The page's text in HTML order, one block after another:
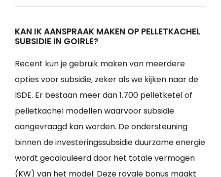
KAN IK AANSPRAAK MAKEN OP PELLETKACHEL
SUBSIDIE IN GOIRLE?
Recent kun je gebruik maken van meerdere
opties voor subsidie, zeker als we kijken naar de
ISDE. Er bestaan meer dan 1.700 pelletketel of
pelletkachel modellen waarvoor subsidie
aangevraagd kan worden. De ondersteuning
binnen de investeringssubsidie duurzame energie
wordt gecalculeerd door het totale vermogen
(KW) van het model. Deze royale bonus maakt